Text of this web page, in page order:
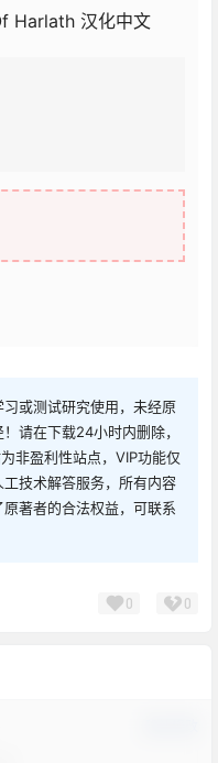
Harlath 汉化中文
或测试研究使用，未经原
请在下载24小时内删除，
非盈利性站点，VIP功能仅
技术解答服务，所有内容
著者的合法权益，可联系
0 0